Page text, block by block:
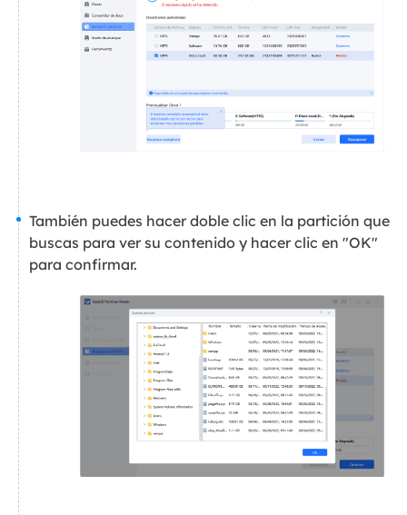
También puedes hacer doble clic en la partición que
buscas para ver su contenido y hacer clic en "OK"
para confirmar.